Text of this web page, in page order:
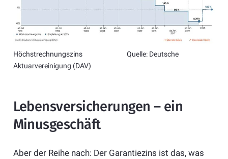
Höchstrechnungszins Quelle: Deutsche
Aktuarvereinigung (DAV)
Lebensversicherungen – ein
Minusgeschäft
Aber der Reihe nach: Der Garantiezins ist das, was